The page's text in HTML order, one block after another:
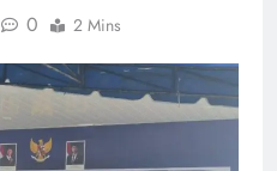
0 2 Mins